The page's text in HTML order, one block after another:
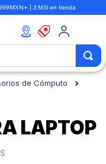
| 3 MSI en tienda
de Cómputo
LAPTOP